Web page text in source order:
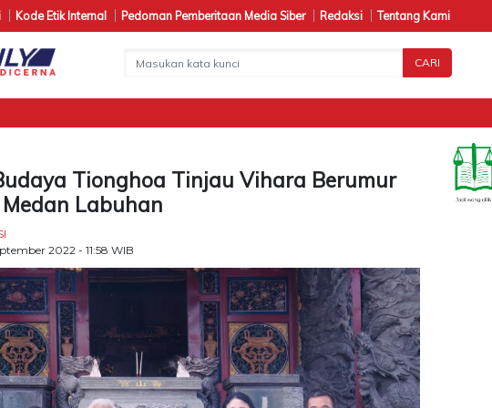
Kode Etik Internal Pedoman Pemberitaan Media Siber Redaksi Tentang Kami
CARI
Tionghoa Tinjau Vihara Berumur
Labuhan
2022 - 11:58 WIB